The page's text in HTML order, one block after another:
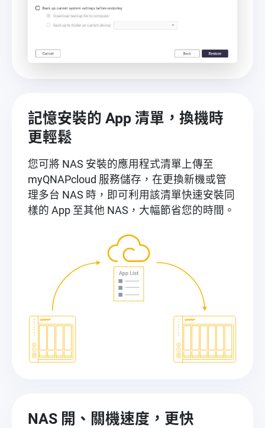
記憶安裝的 App 清單，換機時
更輕鬆
您可將 NAS 安裝的應用程式清單上傳至
myQNAPcloud 服務儲存，在更換新機或管
理多台 NAS 時，即可利用該清單快速安裝同
樣的 App 至其他 NAS，大幅節省您的時間。
NAS 開、關機速度，更快